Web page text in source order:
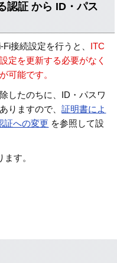
認証 から ID・パス
接続設定を行うと、 ITC
定を更新する必要がなく
可能です。
したのちに、ID・パスワ
りますので、証明書によ
証への変更 を参照して設
す。